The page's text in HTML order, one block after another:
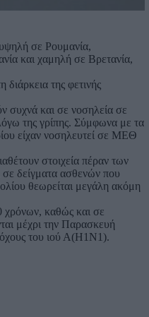
σε Ρουμανία,
και χαμηλή σε Βρετανία,
της φετινής
συχνά και σε νοσηλεία σε
της γρίπης. Σύμφωνα με τα
είχαν νοσηλευτεί σε ΜΕΘ
στοιχεία πέραν των
δείγματα ασθενών που
θεωρείται μεγάλη ακόμη
καθώς και σε
μέχρι την Παρασκευή
του ιού Α(Η1Ν1).